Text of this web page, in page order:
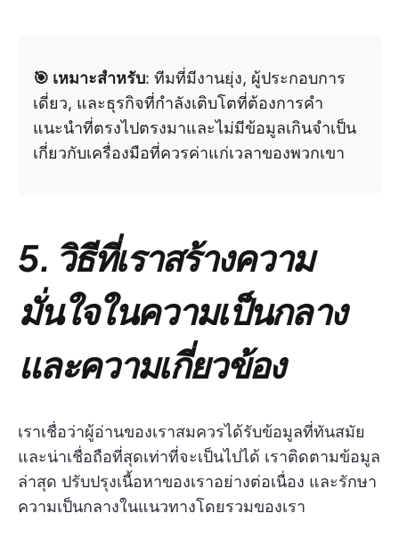
🎯 เหมาะสำหรับ: ทีมที่มีงานยุ่ง, ผู้ประกอบการ
เดี่ยว, และธุรกิจที่กำลังเติบโตที่ต้องการคำ
แนะนำที่ตรงไปตรงมาและไม่มีข้อมูลเกินจำเป็น
เกี่ยวกับเครื่องมือที่ควรค่าแก่เวลาของพวกเขา
5. วิธีที่เราสร้างความ
มั่นใจในความเป็นกลาง
และความเกี่ยวข้อง
เราเชื่อว่าผู้อ่านของเราสมควรได้รับข้อมูลที่ทันสมัย
และน่าเชื่อถือที่สุดเท่าที่จะเป็นไปได้ เราติดตามข้อมูล
ล่าสุด ปรับปรุงเนื้อหาของเราอย่างต่อเนื่อง และรักษา
ความเป็นกลางในแนวทางโดยรวมของเรา